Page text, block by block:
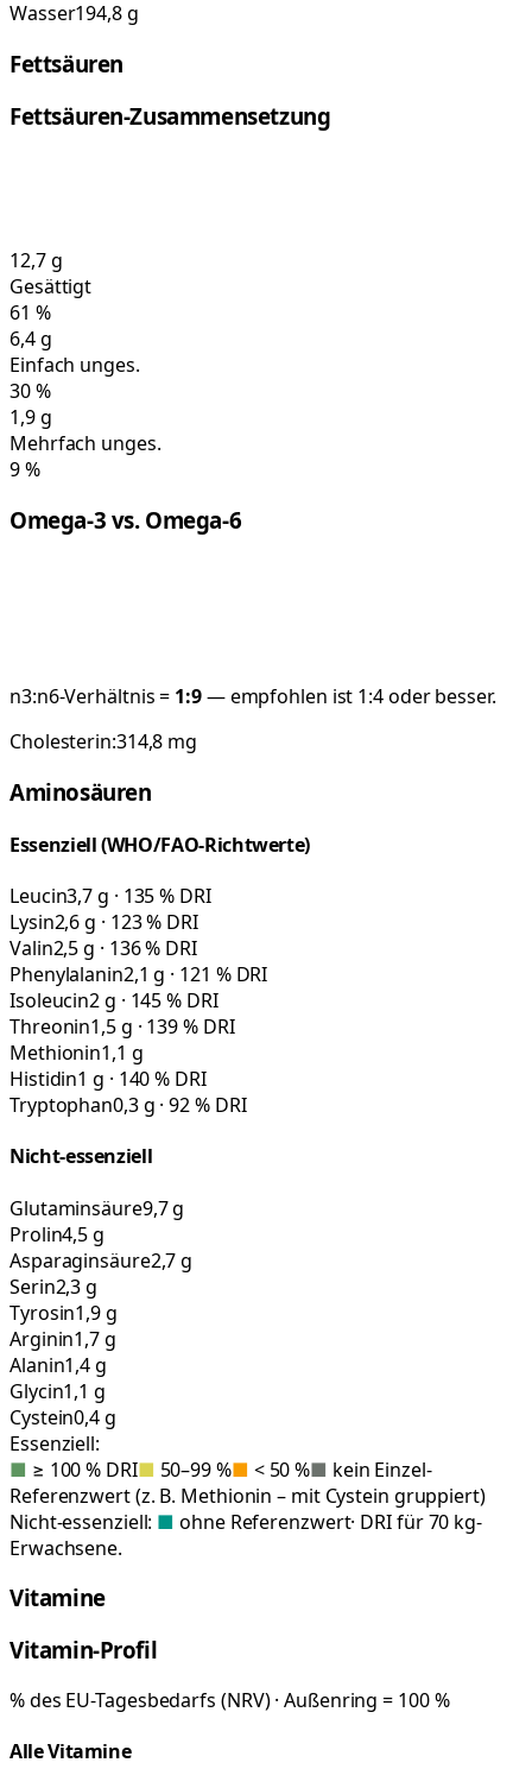
Wasser194,8 g
Fettsäuren
Fettsäuren-Zusammensetzung
12,7g
Gesättigt
61 %
6,4g
Einfach unges.
30%
1,9g
Mehrfach unges.
9%
Omega-3 vs. Omega-6
n3:n6-Verhältnis = 1:9— empfohlen ist 1:4 oder besser.
Cholesterin:314,8 mg
Aminosäuren
Essenziell (WHO/FAO-Richtwerte)
Leucin3,7 g · 135 % DRI
Lysin2,6 g · 123 % DRI
Valin2,5 g · 136 % DRI
Phenylalanin2,1 g · 121 % DRI
Isoleucin2 g · 145 % DRI
Threonin1,5 g · 139 % DRI
Methionin1,1 g
Histidin1 g · 140 % DRI
Tryptophan0,3 g · 92 % DRI
Nicht-essenziell
Glutaminsäure9,7 g
Prolin4,5 g
Asparaginsäure2,7 g
Serin2,3 g
Tyrosin1,9 g
Arginin1,7 g
Alanin1,4 g
Glycin1,1 g
Cystein0,4 g
Essenziell:
■ ≥ 100 % DRI■ 50–99 %■ < 50 %■ kein Einzel-
Referenzwert (z. B. Methionin – mit Cystein gruppiert)
Nicht-essenziell: ■ ohne Referenzwert· DRI für 70 kg-
Erwachsene.
Vitamine
Vitamin-Profil
% des EU-Tagesbedarfs (NRV) · Außenring = 100 %
Alle Vitamine